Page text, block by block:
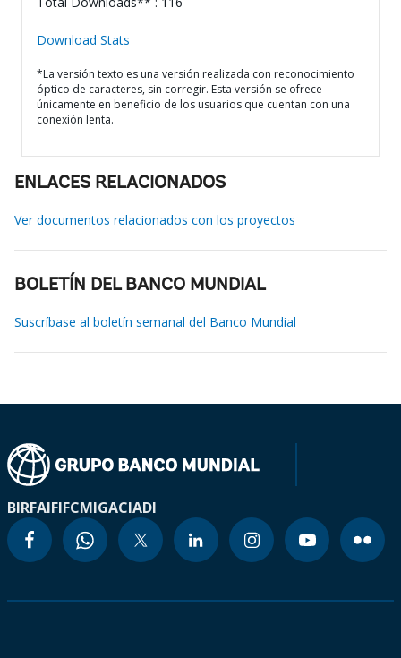
Download Stats
*La versión texto es una versión realizada con reconocimiento
óptico de caracteres, sin corregir. Esta versión se ofrece
únicamente en beneficio de los usuarios que cuentan con una
conexión lenta.
ENLACES RELACIONADOS
Ver documentos relacionados con los proyectos
BOLETÍN DEL BANCO MUNDIAL
Suscríbase al boletín semanal del Banco Mundial
BIRFAIFIFCMIGACIADI